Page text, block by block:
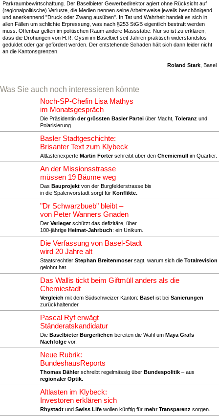
Parkraumbewirtschaftung. Der Baselbieter Gewerbedirektor agiert ohne Rücksicht auf
(regionalpolitische) Verluste, die Medien nennen seine Arbeitsweise jeweils beschönigend
und anerkennend "Druck oder Zwang ausüben". In Tat und Wahrheit handelt es sich in
allen Fällen um schlichte Erpressung, was nach §253 StGB eigentlich bestraft werden
muss. Offenbar gelten im politischen Raum andere Massstäbe: Nur so ist zu erklären,
dass die Drohungen von H.R. Gysin im Baselbiet seit Jahren praktisch widerstandslos
geduldet oder gar gefördert werden. Der entstehende Schaden hält sich dann leider nicht
an die Kantonsgrenzen.
Roland Stark , Basel
Was Sie auch noch interessieren könnte
Noch-SP-Chefin Lisa Mathys
im Monatsgespräch
Die Präsidentin der grössten Basler Partei über Macht, Toleranz und
Polarisierung.
Basler Stadtgeschichte:
Brisanter Text zum Klybeck
Altlastenexperte Martin Forterschreibt über den Chemiemüll im Quartier.
An der Missionsstrasse
müssen 19 Bäume weg
Das Bauprojekt von der Burgfelderstrasse bis
in die Spalenvorstadt sorgt für Konflikte.
"Dr Schwarzbueb" bleibt –
von Peter Wanners Gnaden
Der Verlegerschützt das defizitäre, über
100-jährige Heimat-Jahrbuch: ein Unikum.
Die Verfassung von Basel-Stadt
wird 20 Jahre alt
Staatsrechtler Stephan Breitenmosersagt, warum sich die Totalrevision
gelohnt hat.
Das Wallis tickt beim Giftmüll anders als die
Chemiestadt
Vergleich mit dem Südschweizer Kanton: Basel ist bei Sanierungen
zurückhaltender.
Pascal Ryf erwägt
Ständeratskandidatur
Die Baselbieter Bürgerlichen bereiten die Wahl um Maya Grafs
Nachfolge vor.
Neue Rubrik:
BundeshausReports
Thomas Dählerschreibt regelmässig über Bundespolitik – aus
regionaler Optik.
Altlasten im Klybeck:
Investoren erklären sich
Rhystadt und Swiss Life wollen künftig für mehr Transparenz sorgen.